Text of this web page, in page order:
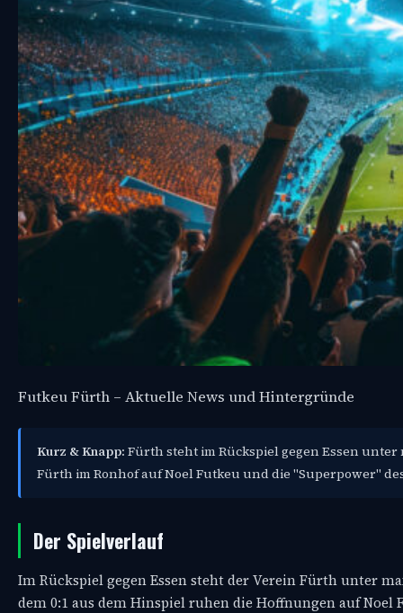
Futkeu Fürth – Aktuelle News und Hintergründe
Kurz & Knapp: Fürth steht im Rückspiel gegen Essen
Fürth im Ronhof auf Noel Futkeu und die "Superpower"
Der Spielverlauf
Im Rückspiel gegen Essen steht der Verein Fürth unter
dem 0:1 aus dem Hinspiel ruhen die Hoffnungen auf